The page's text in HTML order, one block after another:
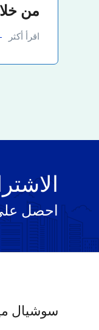
من
اقرأ أكثر
احصل على
سوشيال